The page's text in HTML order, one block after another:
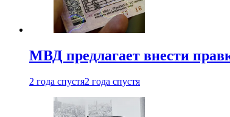
МВД предлагает внести
2 года спустя2 года спустя